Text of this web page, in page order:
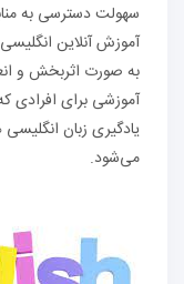
سهولت دسترسی به
آموزش آنلاین
به صورت اثربخش و
آموزشی برای افرادی
یادگیری زبان
می‌شود.